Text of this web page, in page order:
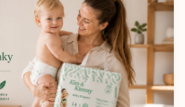
vám bude spoľahlivo slúžiť
si svoj krásny vzhľ...